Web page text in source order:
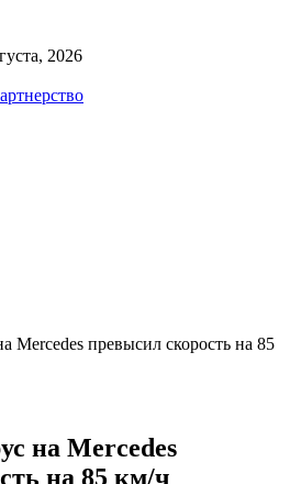
2026
Mercedes превысил скорость на 85
на Mercedes
на 85 км/ч